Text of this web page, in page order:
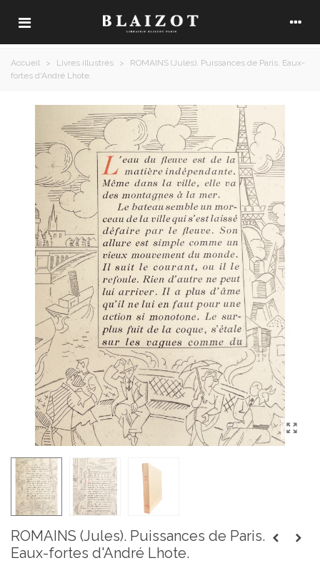
Accueil > Livres illustrés >
ROMAINS (Jules). Puissances de Paris. Eaux-
fortes d'André Lhote.
ROMAINS (Jules). Puissances de Paris.
Eaux-fortes d'André Lhote.